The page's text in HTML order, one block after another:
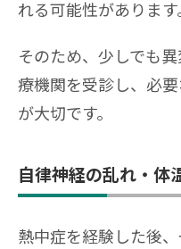
れる可能性があります
そのため、少しでも
療機関を受診し、必
が大切です。
自律神経の乱れ・体
熱中症を経験した後